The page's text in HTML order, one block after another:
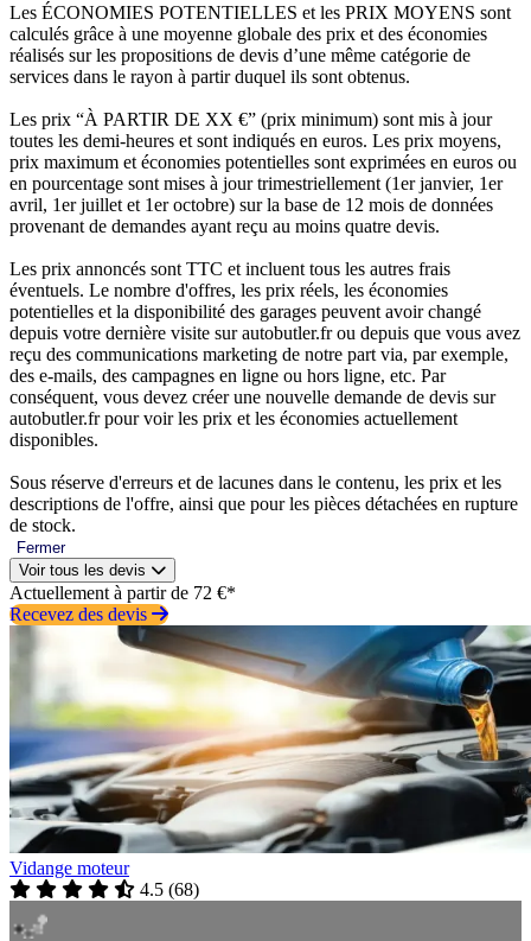
Les ÉCONOMIES POTENTIELLES et les PRIX MOYENS sont
calculés grâce à une moyenne globale des prix et des économies
réalisés sur les propositions de devis d’une même catégorie de
services dans le rayon à partir duquel ils sont obtenus.
Les prix “À PARTIR DE XX €” (prix minimum) sont mis à jour
toutes les demi-heures et sont indiqués en euros. Les prix moyens,
prix maximum et économies potentielles sont exprimées en euros ou
en pourcentage sont mises à jour trimestriellement (1er janvier, 1er
avril, 1er juillet et 1er octobre) sur la base de 12 mois de données
provenant de demandes ayant reçu au moins quatre devis.
Les prix annoncés sont TTC et incluent tous les autres frais
éventuels. Le nombre d'offres, les prix réels, les économies
potentielles et la disponibilité des garages peuvent avoir changé
depuis votre dernière visite sur autobutler.fr ou depuis que vous avez
reçu des communications marketing de notre part via, par exemple,
des e-mails, des campagnes en ligne ou hors ligne, etc. Par
conséquent, vous devez créer une nouvelle demande de devis sur
autobutler.fr pour voir les prix et les économies actuellement
disponibles.
Sous réserve d'erreurs et de lacunes dans le contenu, les prix et les
descriptions de l'offre, ainsi que pour les pièces détachées en rupture
de stock.
Fermer
Voir tous les devis
Actuellement à partir de 72 €*
Recevez des devis
Vidange moteur
4.5 (68)